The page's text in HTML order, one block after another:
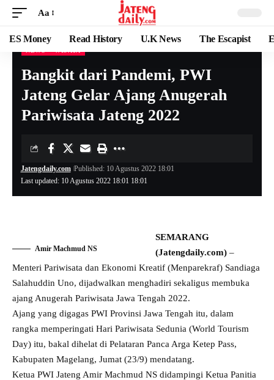
Aa
ES Money Read History U.K News The Escapist
Bangkit dari Pandemi, PWI
Jateng Gelar Ajang Anugerah
Pariwisata Jateng 2022
Last updated: 10 Agustus 2022 18:01 18:01
Jatengdaily.com Published: 10 Agustus 2022 18:01
Amir Machmud NS
SEMARANG
(Jatengdaily.com) –
Menteri Pariwisata dan Ekonomi Kreatif (Menparekraf) Sandiaga
Salahuddin Uno, dijadwalkan menghadiri sekaligus membuka
ajang Anugerah Pariwisata Jawa Tengah 2022.
Ajang yang digagas PWI Provinsi Jawa Tengah itu, dalam
rangka memperingati Hari Pariwisata Sedunia (World Tourism
Day) itu, bakal dihelat di Pelataran Panca Arga Ketep Pass,
Kabupaten Magelang, Jumat (23/9) mendatang.
Ketua PWI Jateng Amir Machmud NS didampingi Ketua Panitia